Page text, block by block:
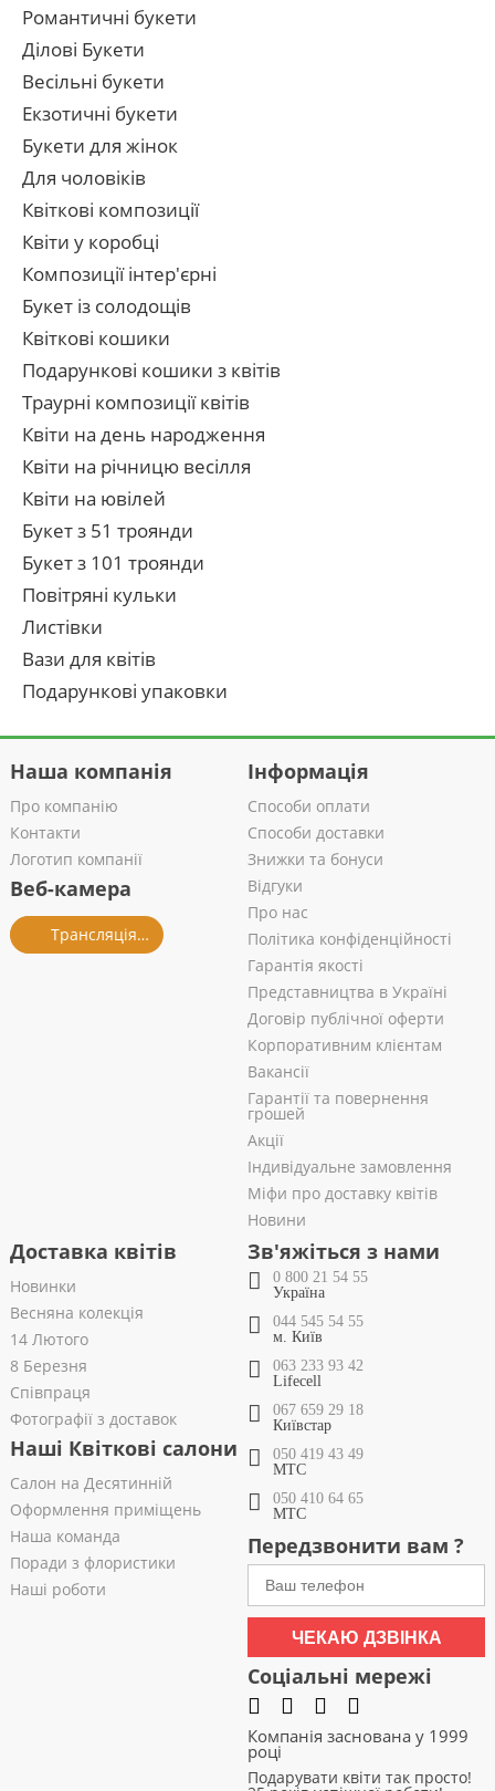
Романтичні букети
Ділові Букети
Весільні букети
Екзотичні букети
Букети для жінок
Для чоловіків
Квіткові композиції
Квіти у коробці
Композиції інтер'єрні
Букет із солодощів
Квіткові кошики
Подарункові кошики з квітів
Траурні композиції квітів
Квіти на день народження
Квіти на річницю весілля
Квіти на ювілей
Букет з 51 троянди
Букет з 101 троянди
Повітряні кульки
Листівки
Вази для квітів
Подарункові упаковки
Наша компанія
Про компанію
Контакти
Логотип компанії
Веб-камера
Трансляція із салону
Інформація
Способи оплати
Способи доставки
Знижки та бонуси
Відгуки
Про нас
Політика конфіденційності
Гарантія якості
Представництва в Україні
Договір публічної оферти
Корпоративним клієнтам
Вакансії
Гарантії та повернення
грошей
Акції
Індивідуальне замовлення
Міфи про доставку квітів
Новини
Доставка квітів
Новинки
Весняна колекція
14 Лютого
8 Березня
Співпраця
Фотографії з доставок
Наші Квіткові салони
Салон на Десятинній
Оформлення приміщень
Наша команда
Поради з флористики
Наші роботи
Зв'яжіться з нами
0 800 21 54 55
Україна
044 545 54 55
м. Київ
063 233 93 42
Lifecell
067 659 29 18
Київстар
050 419 43 49
МТС
050 410 64 65
МТС
Передзвонити вам ?
ЧЕКАЮ ДЗВІНКА
Соціальні мережі
Компанія заснована у 1999
році
Подарувати квіти так просто!